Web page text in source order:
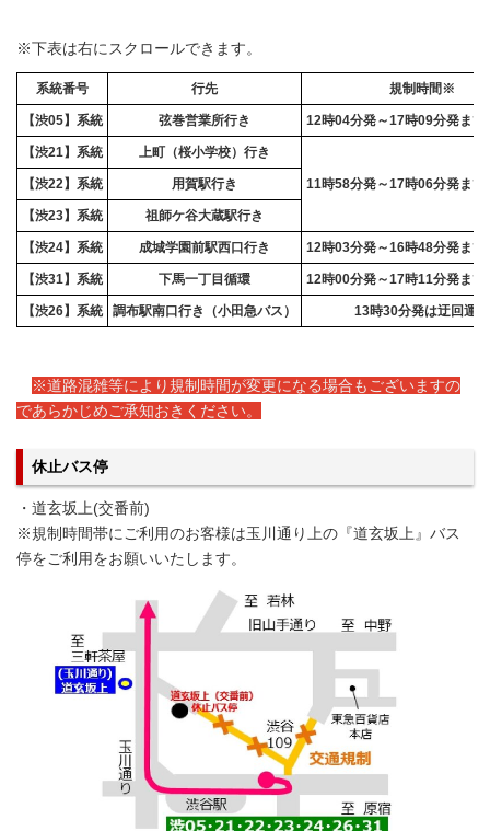
※下表は右にスクロールできます。
系統番号 行先 規制時間※
【渋05】系統 弦巻営業所行き 12時04分発～17時09分発まで
【渋21】系統 上町（桜小学校）行き
11時58分発～17時06分発まで
【渋22】系統 用賀駅行き
【渋23】系統 祖師ケ谷大蔵駅行き
【渋24】系統 成城学園前駅西口行き 12時03分発～16時48分発まで
【渋31】系統 下馬一丁目循環 12時00分発～17時11分発まで
【渋26】系統 調布駅南口行き（小田急バス） 13時30分発は迂回運行
※道路混雑等により規制時間が変更になる場合もございますの
であらかじめご承知おきください。
休止バス停
・道玄坂上(交番前)
※規制時間帯にご利用のお客様は玉川通り上の『道玄坂上』バス
停をご利用をお願いいたします。